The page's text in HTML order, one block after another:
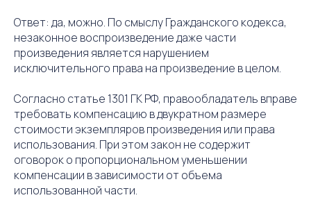
Ответ: да, можно. По смыслу Гражданского кодекса,
незаконное воспроизведение даже части
произведения является нарушением
исключительного права на произведение в целом.
Согласно статье 1301 ГК РФ, правообладатель вправе
требовать компенсацию в двукратном размере
стоимости экземпляров произведения или права
использования. При этом закон не содержит
оговорок о пропорциональном уменьшении
компенсации в зависимости от объема
использованной части.